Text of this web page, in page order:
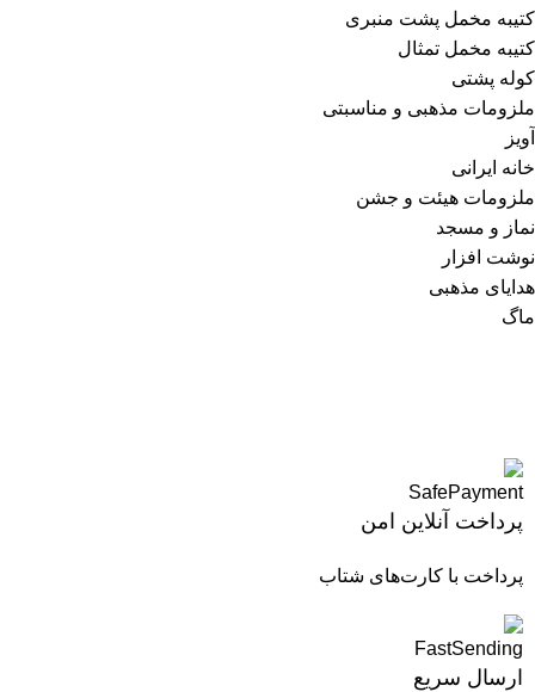
کتیبه مخمل پشت منبری
کتیبه مخمل تمثال
کوله پشتی
ملزومات مذهبی و مناسبتی
آویز
خانه ایرانی
ملزومات هیئت و جشن
نماز و مسجد
نوشت افزار
هدایای مذهبی
ماگ
پرداخت آنلاین امن
پرداخت با کارت‌های شتاب
ارسال سریع